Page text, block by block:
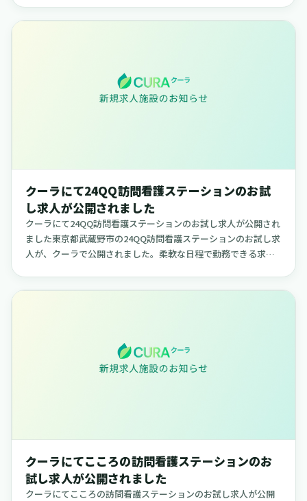
クーラにて24QQ訪問看護ステーションのお試
し求人が公開されました
クーラにて24QQ訪問看護ステーションのお試し求人が公開され
ました東京都武蔵野市の24QQ訪問看護ステーションのお試し求
人が、クーラで公開されました。柔軟な日程で勤務できる求人
クーラにてこころの訪問看護ステーションのお
試し求人が公開されました
クーラにてこころの訪問看護ステーションのお試し求人が公開